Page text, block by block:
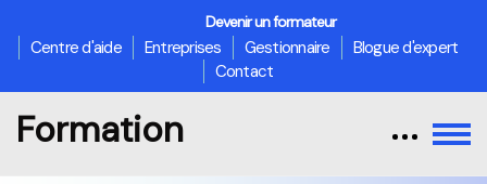
Devenir un formateur
Centre d'aide Entreprises Gestionnaire
Blogue d'expert
Contact
Formation